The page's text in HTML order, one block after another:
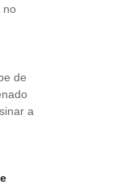
no
de
a